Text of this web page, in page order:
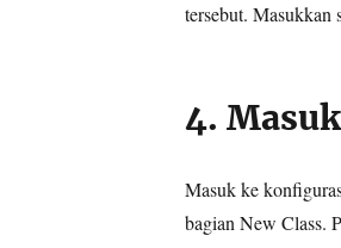
tersebut. Masukkan
4.
Masuk ke
bagian New Class.